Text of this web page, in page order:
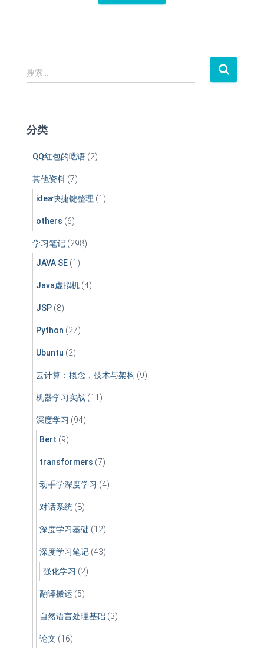
搜
索
搜索…
分类
QQ红包的呓语 (2)
其他资料 (7)
idea快捷键整理 (1)
others (6)
学习笔记 (298)
JAVA SE (1)
Java虚拟机 (4)
JSP (8)
Python (27)
Ubuntu (2)
云计算：概念，技术与架构 (9)
机器学习实战 (11)
深度学习 (94)
Bert (9)
transformers (7)
动手学深度学习 (4)
对话系统 (8)
深度学习基础 (12)
深度学习笔记 (43)
强化学习 (2)
翻译搬运 (5)
自然语言处理基础 (3)
论文 (16)